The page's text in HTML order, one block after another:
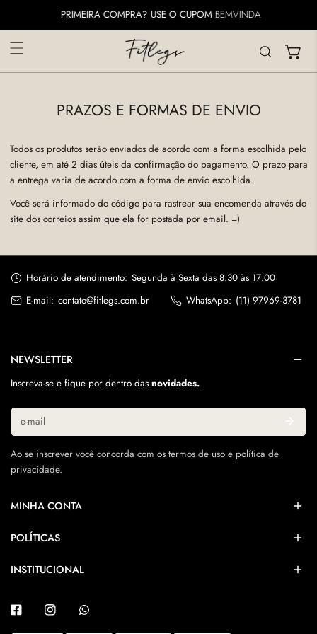
O CONTEÚDOPRIMEIRA COMPRA? USE O CUPOM BEMVINDA
PRAZOS E FORMAS DE ENVIO
Todos os produtos serão enviados de acordo com a forma escolhida pelo
cliente, em até 2 dias úteis da confirmação do pagamento. O prazo para
a entrega varia de acordo com a forma de envio escolhida.
Você será informado do código para rastrear sua encomenda através do
site dos correios assim que ela for postada por email. =)
Horário de atendimento: Segunda à Sexta das 8:30 às 17:00
E-mail: contato@fitlegs.com.br WhatsApp: (11) 97969-3781
NEWSLETTER
Inscreva-se e fique por dentro das novidades.
E-
mail
Ao se inscrever você concorda com os termos de uso e política de
privacidade.
MINHA CONTA
POLÍTICAS
INSTITUCIONAL
FacebookInstagram